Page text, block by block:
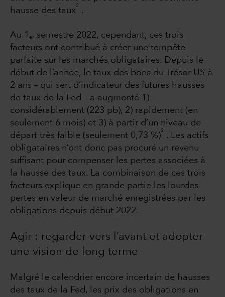
hausse des taux
2
.
Au 1 er
semestre 2022, cependant, ces trois
facteurs ont contribué à créer une tempête
parfaite sur les marchés obligataires. Depuis le
début de l’année, le taux des bons du Trésor US à
2 ans – qui sert d’indicateur des futures hausses
de taux de la Fed – a augmenté 1)
considérablement (223 pb), 2) rapidement (en
seulement 6 mois) et 3) à partir d’un niveau de
départ très faible (seulement 0,73 %)
3
. Les actifs
obligataires n’ont donc pas procuré un revenu
suffisant pour compenser les pertes associées à
la hausse des taux. La combinaison de ces trois
facteurs explique en grande partie les lourdes
pertes en valeur de marché enregistrées par les
obligations depuis début 2022.
Agir : regarder vers l’avant et adopter
une vision de long terme
Malgré le calendrier encore incertain de hausses
des taux de la Fed, les prix des obligations en